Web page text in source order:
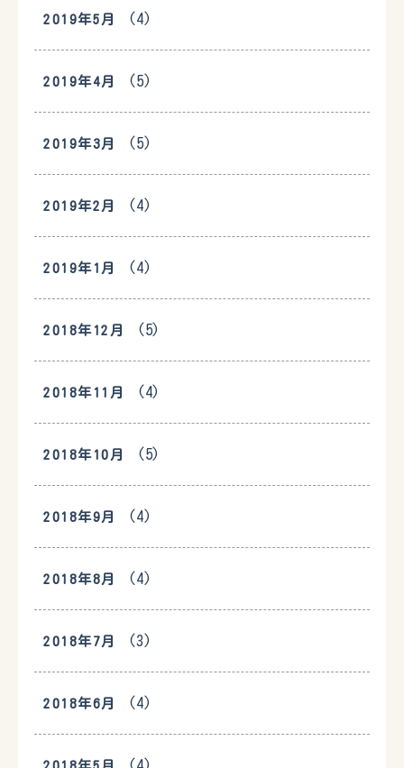
2019年5月 (4)
2019年4月 (5)
2019年3月 (5)
2019年2月 (4)
2019年1月 (4)
2018年12月 (5)
2018年11月 (4)
2018年10月 (5)
2018年9月 (4)
2018年8月 (4)
2018年7月 (3)
2018年6月 (4)